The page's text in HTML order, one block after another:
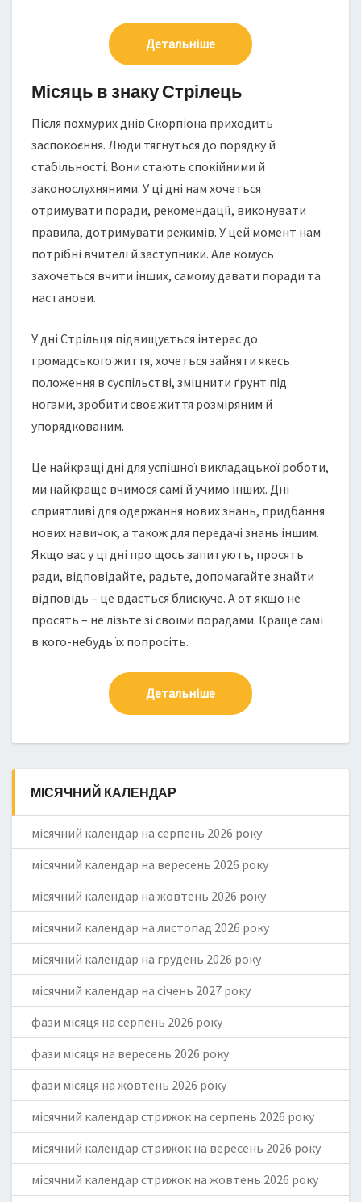
Детальніше
Місяць в знаку Стрілець
Після похмурих днів Скорпіона приходить
заспокоєння. Люди тягнуться до порядку й
стабільності. Вони стають спокійними й
законослухняними. У ці дні нам хочеться
отримувати поради, рекомендації, виконувати
правила, дотримувати режимів. У цей момент нам
потрібні вчителі й заступники. Але комусь
захочеться вчити інших, самому давати поради та
настанови.
У дні Стрільця підвищується інтерес до
громадського життя, хочеться зайняти якесь
положення в суспільстві, зміцнити ґрунт під
ногами, зробити своє життя розміряним й
упорядкованим.
Це найкращі дні для успішної викладацької роботи,
ми найкраще вчимося самі й учимо інших. Дні
сприятливі для одержання нових знань, придбання
нових навичок, а також для передачі знань іншим.
Якщо вас у ці дні про щось запитують, просять
ради, відповідайте, радьте, допомагайте знайти
відповідь – це вдасться блискуче. А от якщо не
просять – не лізьте зі своїми порадами. Краще самі
в кого-небудь їх попросіть.
Детальніше
МІСЯЧНИЙ КАЛЕНДАР
місячний календар на серпень 2026 року
місячний календар на вересень 2026 року
місячний календар на жовтень 2026 року
місячний календар на листопад 2026 року
місячний календар на грудень 2026 року
місячний календар на січень 2027 року
фази місяця на серпень 2026 року
фази місяця на вересень 2026 року
фази місяця на жовтень 2026 року
місячний календар стрижок на серпень 2026 року
місячний календар стрижок на вересень 2026 року
місячний календар стрижок на жовтень 2026 року